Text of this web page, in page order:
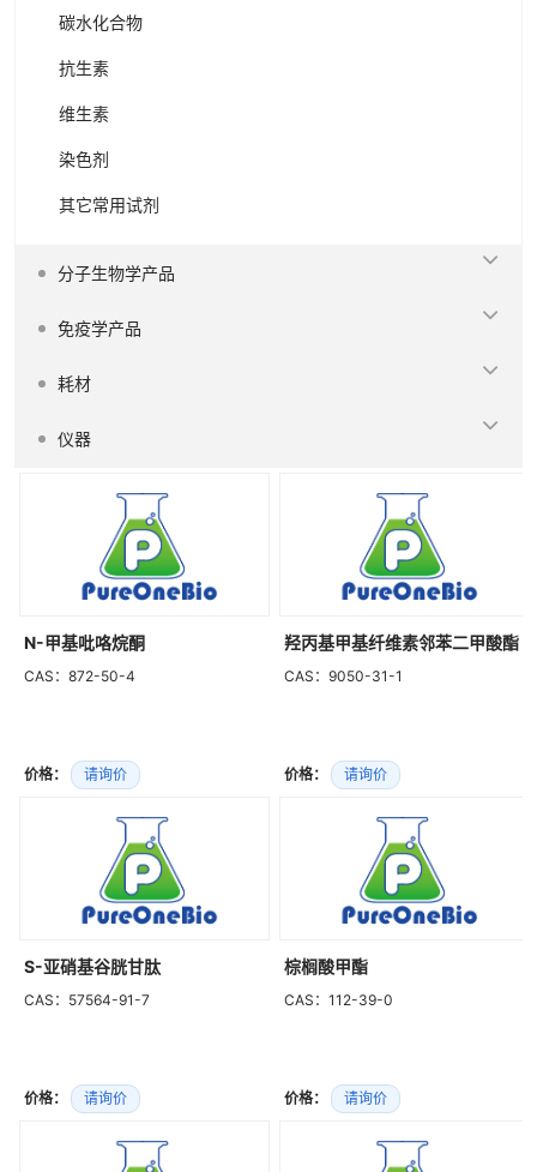
碳水化合物
抗生素
维生素
染色剂
其它常用试剂
分子生物学产品
免疫学产品
耗材
仪器
N-甲基吡咯烷酮
CAS：872-50-4
价格： 请询价
羟丙基甲基纤维素邻苯二甲酸酯
CAS：9050-31-1
价格： 请询价
S-亚硝基谷胱甘肽
CAS：57564-91-7
价格： 请询价
棕榈酸甲酯
CAS：112-39-0
价格： 请询价